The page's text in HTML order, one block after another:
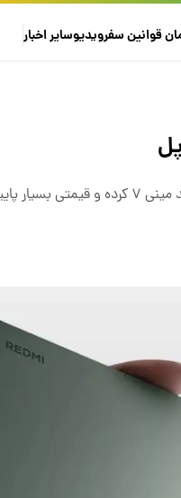
قوانین سفرویدیوسایراخبار